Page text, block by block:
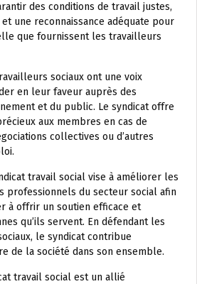
des conditions de travail justes,
une reconnaissance adéquate pour
que fournissent les travailleurs
sociaux ont une voix
en leur faveur auprès des
et du public. Le syndicat offre
aux membres en cas de
collectives ou d’autres
travail social vise à améliorer les
professionnels du secteur social afin
à offrir un soutien efficace et
qu’ils servent. En défendant les
le syndicat contribue
de la société dans son ensemble.
travail social est un allié